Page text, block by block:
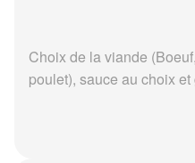
Choix de la viande
poulet), sauce au choix